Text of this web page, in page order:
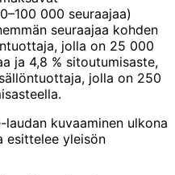
000 seuraajaa)
seuraajaa kohden
jolla on 25 000
ja 4,8 % sitoutumisaste,
jolla on 250
kuvaaminen ulkona
esittelee yleisön